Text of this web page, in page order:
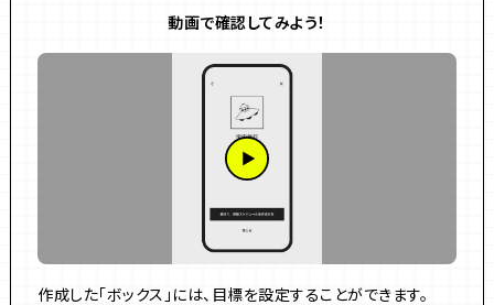
動画で確認してみよう！
作成した「ボックス」には、目標を設定することができます。